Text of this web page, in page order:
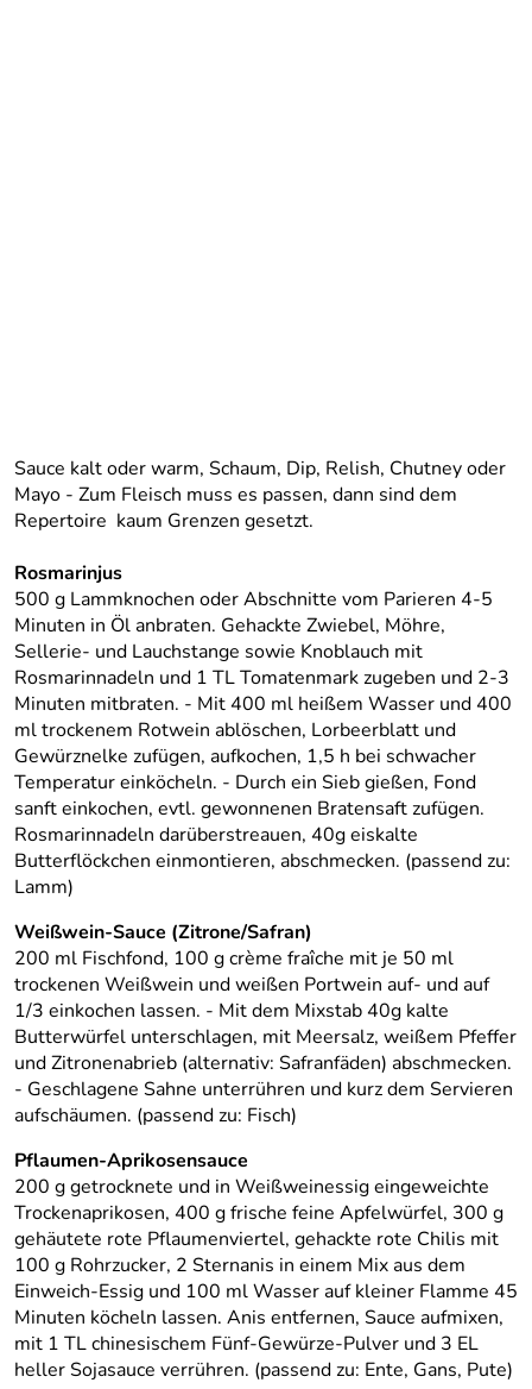
Sauce kalt oder warm, Schaum, Dip, Relish, Chutney oder
Mayo - Zum Fleisch muss es passen, dann sind dem
Repertoire kaum Grenzen gesetzt.
Rosmarinjus
500 g Lammknochen oder Abschnitte vom Parieren 4-5
Minuten in Öl anbraten. Gehackte Zwiebel, Möhre,
Sellerie- und Lauchstange sowie Knoblauch mit
Rosmarinnadeln und 1 TL Tomatenmark zugeben und 2-3
Minuten mitbraten. - Mit 400 ml heißem Wasser und 400
ml trockenem Rotwein ablöschen, Lorbeerblatt und
Gewürznelke zufügen, aufkochen, 1,5 h bei schwacher
Temperatur einköcheln. - Durch ein Sieb gießen, Fond
sanft einkochen, evtl. gewonnenen Bratensaft zufügen.
Rosmarinnadeln darüberstreauen, 40g eiskalte
Butterflöckchen einmontieren, abschmecken. (passend zu:
Lamm)
Weißwein-Sauce (Zitrone/Safran)
200 ml Fischfond, 100 g crème fraîche mit je 50 ml
trockenen Weißwein und weißen Portwein auf- und auf
1/3 einkochen lassen. - Mit dem Mixstab 40g kalte
Butterwürfel unterschlagen, mit Meersalz, weißem Pfeffer
und Zitronenabrieb (alternativ: Safranfäden) abschmecken.
- Geschlagene Sahne unterrühren und kurz dem Servieren
aufschäumen. (passend zu: Fisch)
Pflaumen-Aprikosensauce
200 g getrocknete und in Weißweinessig eingeweichte
Trockenaprikosen, 400 g frische feine Apfelwürfel, 300 g
gehäutete rote Pflaumenviertel, gehackte rote Chilis mit
100 g Rohrzucker, 2 Sternanis in einem Mix aus dem
Einweich-Essig und 100 ml Wasser auf kleiner Flamme 45
Minuten köcheln lassen. Anis entfernen, Sauce aufmixen,
mit 1 TL chinesischem Fünf-Gewürze-Pulver und 3 EL
heller Sojasauce verrühren. (passend zu: Ente, Gans, Pute)